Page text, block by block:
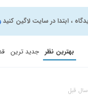
، ابتدا در سایت لاگین کنید
بهترین نظر جدید ترین